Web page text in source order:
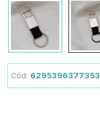
Cód: 6295396377353